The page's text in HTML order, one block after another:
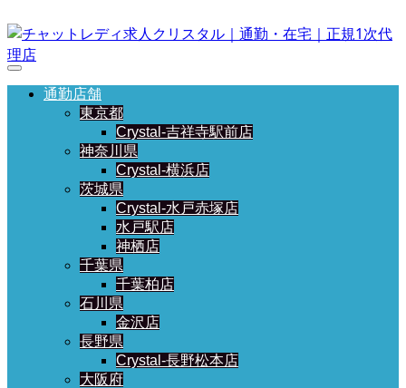
通勤店舗
東京都
Crystal-吉祥寺駅前店
神奈川県
Crystal-横浜店
茨城県
Crystal-水戸赤塚店
水戸駅店
神栖店
千葉県
千葉柏店
石川県
金沢店
長野県
Crystal-長野松本店
大阪府